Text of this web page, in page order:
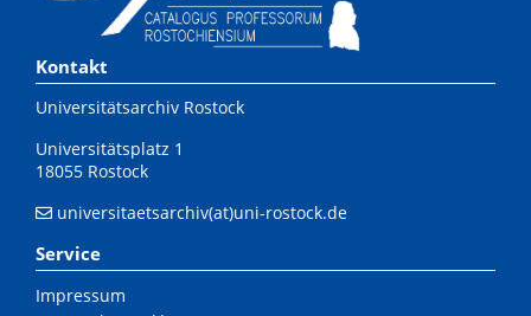
Kontakt
Universitätsarchiv Rostock
Universitätsplatz 1
18055 Rostock
universitaetsarchiv(at)uni-rostock.de
Service
Impressum